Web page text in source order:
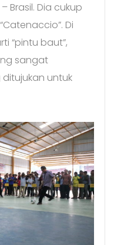
Brasil. Dia cukup
Di
“pintu baut”,
sangat
untuk